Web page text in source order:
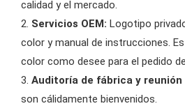
calidad y el mercado.
2. Servicios OEM: Logotipo
color y manual de instrucciones.
color como desee para el pedido
3. Auditoría de fábrica y
son cálidamente bienvenidos.